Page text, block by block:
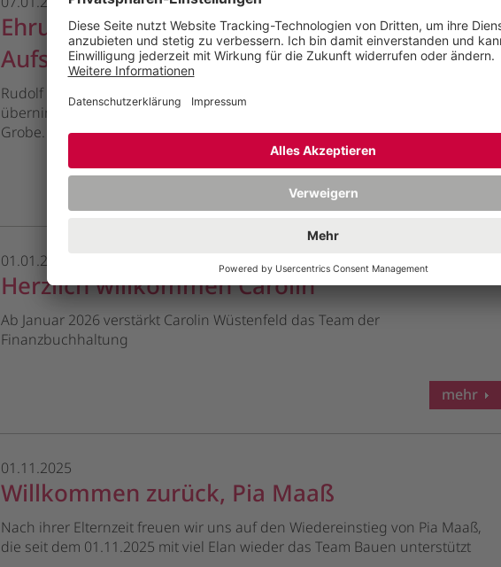
Ehrungen, Abschied und Neubeginn im
Aufsichtsrat
Rudolf Pohl verabschiedet sich aus dem Aufsichtsrat, Ludger Wilde
übernimmt den Vorsitz. Silberne Ehrennadel für Vorstandsmitglied Ralf
Grobe.
01.01.2026
Herzlich willkommen Carolin
Ab Januar 2026 verstärkt Carolin Wüstenfeld das Team der
Finanzbuchhaltung
mehr
01.11.2025
Willkommen zurück, Pia Maaß
Nach ihrer Elternzeit freuen wir uns auf den Wiedereinstieg von Pia Maaß,
die seit dem 01.11.2025 mit viel Elan wieder das Team Bauen unterstützt